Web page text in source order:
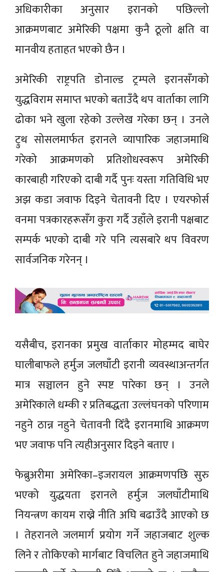
अधिकारीका अनुसार इरानको पछिल्लो
आक्रमणबाट अमेरिकी पक्षमा कुनै ठूलो क्षति वा
मानवीय हताहत भएको छैन ।
अमेरिकी राष्ट्रपति डोनाल्ड ट्रम्पले इरानसँगको
युद्धविराम समाप्त भएको बताउँदै थप वार्ताका लागि
ढोका भने खुला रहेको उल्लेख गरेका छन् । उनले
ट्रुथ सोसलमार्फत इरानले व्यापारिक जहाजमाथि
गरेको आक्रमणको प्रतिशोधस्वरूप अमेरिकी
कारबाही गरिएको दाबी गर्दै पुनः यस्ता गतिविधि भए
अझ कडा जवाफ दिइने चेतावनी दिए । एयरफोर्स
वनमा पत्रकारहरूसँग कुरा गर्दै उहाँले इरानी पक्षबाट
सम्पर्क भएको दाबी गरे पनि त्यसबारे थप विवरण
सार्वजनिक गरेनन् ।
यसैबीच, इरानका प्रमुख वार्ताकार मोहम्मद बाघेर
घालीबाफले हर्मुज जलघाँटी इरानी व्यवस्थाअन्तर्गत
मात्र सञ्चालन हुने स्पष्ट पारेका छन् । उनले
अमेरिकाले धम्की र प्रतिबद्धता उल्लंघनको परिणाम
नहुने ठान्न नहुने चेतावनी दिँदै इरानमाथि आक्रमण
भए जवाफ पनि त्यहीअनुसार दिइने बताए ।
फेब्रुअरीमा अमेरिका–इजरायल आक्रमणपछि सुरु
भएको युद्धयता इरानले हर्मुज जलघाँटीमाथि
नियन्त्रण कायम राख्ने नीति अघि बढाउँदै आएको छ
। तेहरानले जलमार्ग प्रयोग गर्ने जहाजबाट शुल्क
लिने र तोकिएको मार्गबाट विचलित हुने जहाजमाथि